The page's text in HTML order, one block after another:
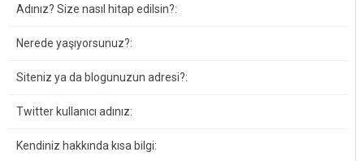
Adınız? Size nasıl hitap edilsin?:
Nerede yaşıyorsunuz?:
Siteniz ya da blogunuzun adresi?:
Twitter kullanıcı adınız:
Kendiniz hakkında kısa bilgi: